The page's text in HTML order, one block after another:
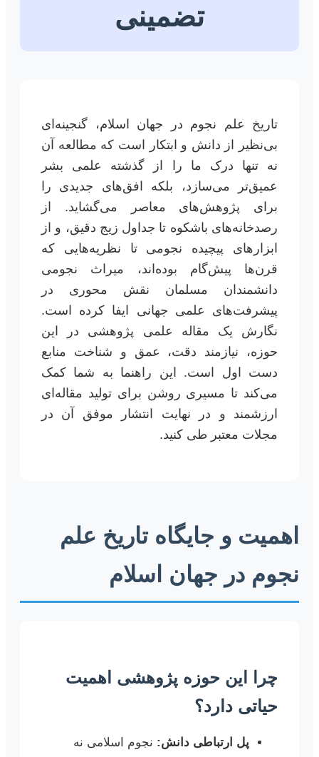
تضمینی
تاریخ علم نجوم در جهان اسلام، گنجینه‌ای
بی‌نظیر از دانش و ابتکار است که مطالعه آن
نه تنها درک ما را از گذشته علمی بشر
عمیق‌تر می‌سازد، بلکه افق‌های جدیدی را
برای پژوهش‌های معاصر می‌گشاید. از
رصدخانه‌های باشکوه تا جداول زیج دقیق، و از
ابزارهای پیچیده نجومی تا نظریه‌هایی که
قرن‌ها پیش‌گام بوده‌اند، میراث نجومی
دانشمندان مسلمان نقش محوری در
پیشرفت‌های علمی جهانی ایفا کرده است.
نگارش یک مقاله علمی پژوهشی در این
حوزه، نیازمند دقت، عمق و شناخت منابع
دست اول است. این راهنما به شما کمک
می‌کند تا مسیری روشن برای تولید مقاله‌ای
ارزشمند و در نهایت انتشار موفق آن در
مجلات معتبر طی کنید.
اهمیت و جایگاه تاریخ علم
نجوم در جهان اسلام
چرا این حوزه پژوهشی اهمیت
حیاتی دارد؟
پل ارتباطی دانش: نجوم اسلامی نه